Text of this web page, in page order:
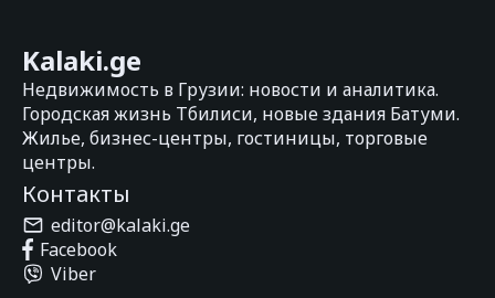
Kalaki.ge
Недвижимость в Грузии: новости и аналитика.
Городская жизнь Тбилиси, новые здания Батуми.
Жилье, бизнес-центры, гостиницы, торговые
центры.
Контакты
editor@kalaki.ge
Facebook
Viber